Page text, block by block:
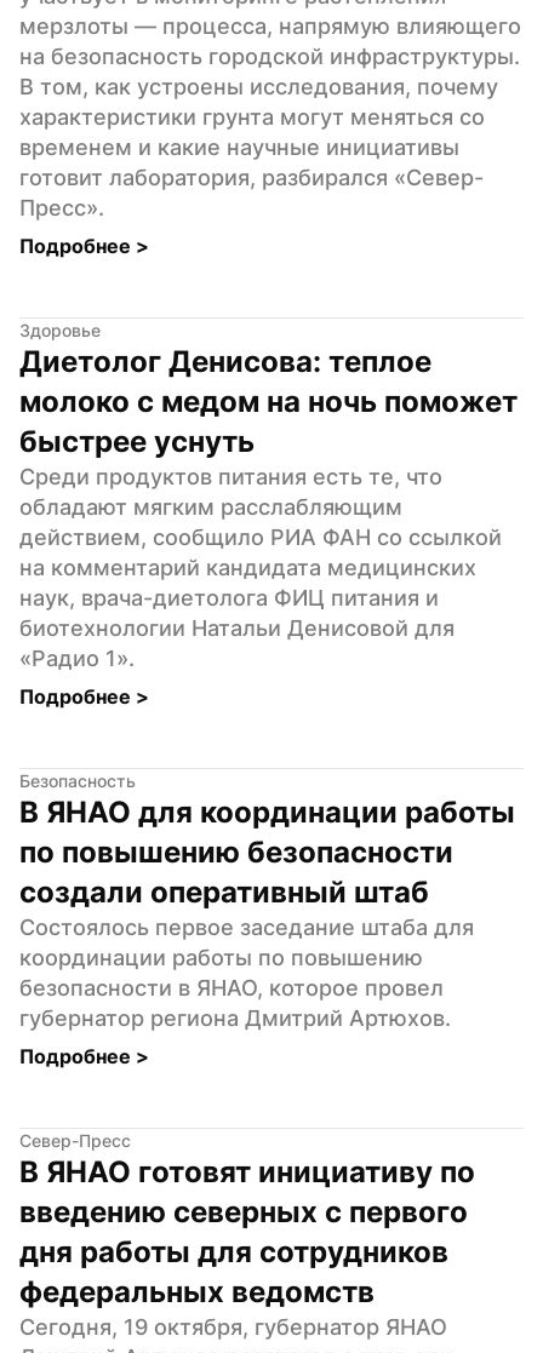
мерзлоты — процесса, напрямую влияющего
на безопасность городской инфраструктуры.
В том, как устроены исследования, почему
характеристики грунта могут меняться со
временем и какие научные инициативы
готовит лаборатория, разбирался «Север-
Пресс».
Подробнее >
Здоровье
Диетолог Денисова: теплое
молоко с медом на ночь поможет
быстрее уснуть
Среди продуктов питания есть те, что
обладают мягким расслабляющим
действием, сообщило РИА ФАН со ссылкой
на комментарий кандидата медицинских
наук, врача-диетолога ФИЦ питания и
биотехнологии Натальи Денисовой для
«Радио 1».
Подробнее >
Безопасность
В ЯНАО для координации работы
по повышению безопасности
создали оперативный штаб
Состоялось первое заседание штаба для
координации работы по повышению
безопасности в ЯНАО, которое провел
губернатор региона Дмитрий Артюхов.
Подробнее >
Север-Пресс
В ЯНАО готовят инициативу по
введению северных с первого
дня работы для сотрудников
федеральных ведомств
Сегодня, 19 октября, губернатор ЯНАО